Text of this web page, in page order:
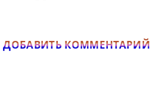
ДОБАВИТЬ КОММЕНТАРИЙ